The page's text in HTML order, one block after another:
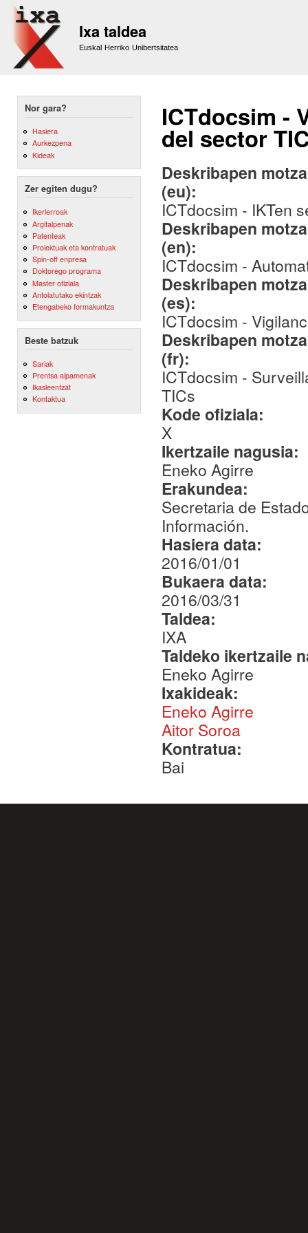
Ixa taldea
Euskal Herriko Unibertsitatea
Nor gara?
Hasiera
Aurkezpena
Kideak
Zer egiten dugu?
Ikerlerroak
Argitalpenak
Patenteak
Proiektuak eta kontratuak
Spin-off enpresa
Doktorego programa
Master ofiziala
Antolatutako ekintzak
Etengabeko formakuntza
Beste batzuk
Sariak
Prentsa aipamenak
Ikasleentzat
Kontaktua
ICTdocsim -
del sector
Deskribapen
(eu):
ICTdocsim - IKTen
Deskribapen
(en):
ICTdocsim -
Deskribapen
(es):
ICTdocsim -
Deskribapen
(fr):
ICTdocsim -
TICs
Kode ofiziala:
X
Ikertzaile nagusia:
Eneko Agirre
Erakundea:
Secretaria de
Información.
Hasiera data:
2016/01/01
Bukaera data:
2016/03/31
Taldea:
IXA
Taldeko ikertzaile
Eneko Agirre
Ixakideak:
Eneko Agirre
Aitor Soroa
Kontratua:
Bai